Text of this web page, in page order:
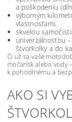
a poškodeniu
výborným
vlastnosťami,
skvelou
univerzálnosťou
štvorkolky a do
Či už sa vaše
močarísk alebo vody
k pohodlnému a
AKO SI